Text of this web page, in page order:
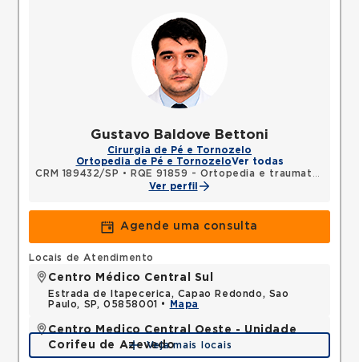
Gustavo Baldove Bettoni
Cirurgia de Pé e Tornozelo
Ortopedia de Pé e TornozeloVer todas
CRM 189432/SP •
RQE 91859 - Ortopedia e traumatologia
Ver perfil
Agende uma consulta
Locais de Atendimento
Centro Médico Central Sul
Estrada de Itapecerica, Capao Redondo, Sao
Paulo, SP, 05858001 •
Mapa
Centro Medico Central Oeste - Unidade
Corifeu de AzevedoVeja mais locais